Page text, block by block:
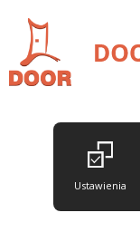
treści
Ustawienia